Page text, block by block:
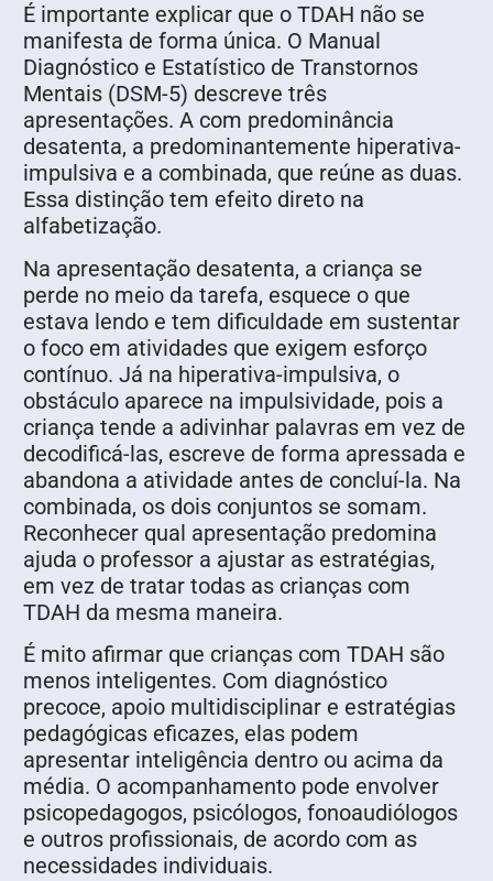
É importante explicar que o TDAH não se
manifesta de forma única. O Manual
Diagnóstico e Estatístico de Transtornos
Mentais (DSM-5) descreve três
apresentações. A com predominância
desatenta, a predominantemente hiperativa-
impulsiva e a combinada, que reúne as duas.
Essa distinção tem efeito direto na
alfabetização.
Na apresentação desatenta, a criança se
perde no meio da tarefa, esquece o que
estava lendo e tem dificuldade em sustentar
o foco em atividades que exigem esforço
contínuo. Já na hiperativa-impulsiva, o
obstáculo aparece na impulsividade, pois a
criança tende a adivinhar palavras em vez de
decodificá-las, escreve de forma apressada e
abandona a atividade antes de concluí-la. Na
combinada, os dois conjuntos se somam.
Reconhecer qual apresentação predomina
ajuda o professor a ajustar as estratégias,
em vez de tratar todas as crianças com
TDAH da mesma maneira.
É mito afirmar que crianças com TDAH são
menos inteligentes. Com diagnóstico
precoce, apoio multidisciplinar e estratégias
pedagógicas eficazes, elas podem
apresentar inteligência dentro ou acima da
média. O acompanhamento pode envolver
psicopedagogos, psicólogos, fonoaudiólogos
e outros profissionais, de acordo com as
necessidades individuais.